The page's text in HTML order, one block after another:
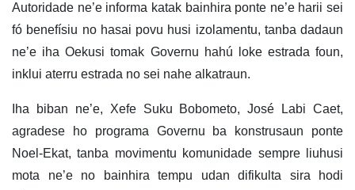
Autoridade ne’e informa katak bainhira ponte ne’e harii sei
fó benefísiu no hasai povu husi izolamentu, tanba dadaun
ne’e iha Oekusi tomak Governu hahú loke estrada foun,
inklui aterru estrada no sei nahe alkatraun.
Iha biban ne’e, Xefe Suku Bobometo, José Labi Caet,
agradese ho programa Governu ba konstrusaun ponte
Noel-Ekat, tanba movimentu komunidade sempre liuhusi
mota ne’e no bainhira tempu udan difikulta sira hodi